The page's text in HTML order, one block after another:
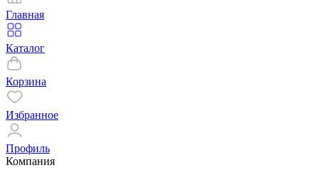
Главная
Каталог
Корзина
Избранное
Профиль
Компания